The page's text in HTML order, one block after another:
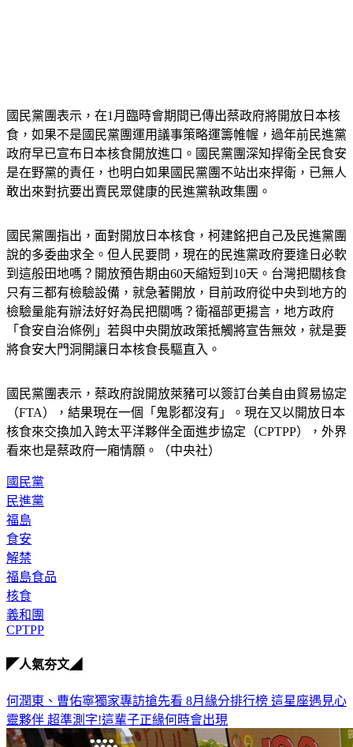
國民黨團表示，在1月臨時會期間已傳出蔡政府將開放日本核
食，如果不是國民黨團運用議事策略運籌帷幄，過年前民進黨
政府早已宣布日本核食開放進口。國民黨團深知捍衛全民食安
是在野黨的責任，也明白如果國民黨團不站出來捍衛，已無人
國民黨團指出，面對開放日本核食，柯建銘把自己及民進黨團
說的多委曲求全。但人民要問，現在的民進黨政府要逢日必軟
到這般田地嗎？開放預告期由60天縮短到10天。台灣把關核食
只有三都有檢驗設備，就急著開放，目前政府從中央到地方的
檢驗量能有辦法好好為民把關嗎？衛福部更揚言，地方政府
「食安自治條例」若與中央開放政策抵觸將宣告無效，就是要
國民黨團表示，蔡政府說開放萊豬可以簽訂台美自由貿易協定
（FTA），結果現在一個「鬼影都沒有」。現在又以開放日本
核食來交換加入跨太平洋夥伴全面進步協定（CPTPP），外界
國民黨
民進黨
福島
食安
解禁
福島食品
核食
義和團
何潤東、曹佑寧獨家專訪搶先看8月緣分排行榜 這星座遇見心
靈夥伴超準測字!這輩子正緣何時會出現